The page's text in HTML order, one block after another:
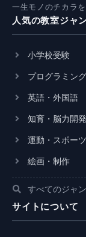
一生モノのチカラ
人気の教室ジャ
小学校受験
プログラミング
英語・外国語
知育・脳力開発
運動・スポーツ
絵画・制作
すべてのジャ
サイトについて